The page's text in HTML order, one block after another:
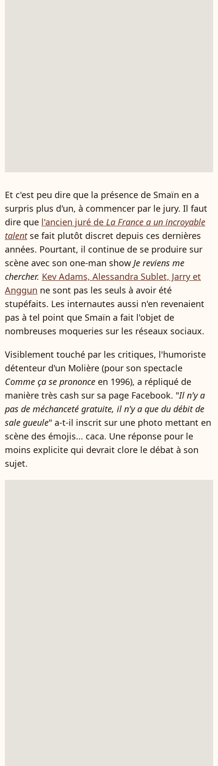
Et c'est peu dire que la présence de Smaïn en a
surpris plus d'un, à commencer par le jury. Il faut
dire que l'ancien juré de La France a un incroyable
talentse fait plutôt discret depuis ces dernières
années. Pourtant, il continue de se produire sur
scène avec son one-man show Je reviens me
chercher. Kev Adams, Alessandra Sublet, Jarry et
Anggun ne sont pas les seuls à avoir été
stupéfaits. Les internautes aussi n'en revenaient
pas à tel point que Smaïn a fait l'objet de
nombreuses moqueries sur les réseaux sociaux.
Visiblement touché par les critiques, l'humoriste
détenteur d'un Molière (pour son spectacle
Comme ça se prononce en 1996), a répliqué de
manière très cash sur sa page Facebook. "Il n'y a
pas de méchanceté gratuite, il n'y a que du débit de
sale gueule" a-t-il inscrit sur une photo mettant en
scène des émojis... caca. Une réponse pour le
moins explicite qui devrait clore le débat à son
sujet.